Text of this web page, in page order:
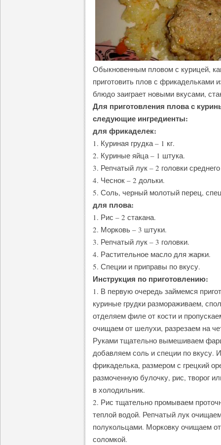
Обыкновенным пловом с курицей,
приготовить плов с фрикадельками
блюдо заиграет новыми вкусами,
Для приготовления плова с
следующие ингредиенты:
для фрикаделек:
1. Куриная грудка – 1 кг.
2. Куриные яйца – 1 штука.
3. Репчатый лук – 2 головки
4. Чеснок – 2 дольки.
5. Соль, черный молотый перец,
для плова:
1. Рис – 2 стакана.
2. Морковь – 3 штуки.
3. Репчатый лук – 3 головки.
4. Растительное масло для жарки.
5. Специи и приправы по вкусу.
Инструкция по приготовлению:
1. В первую очередь займемся
куриные грудки размораживаем,
отделяем филе от кости и
очищаем от шелухи, разрезаем на
Руками тщательно вымешиваем
добавляем соль и специи по
фрикаделька, размером с грецкий
размоченную булочку, рис, творог
в холодильник.
2. Рис тщательно промываем
теплой водой. Репчатый лук
полукольцами. Морковку очищаем
соломкой.